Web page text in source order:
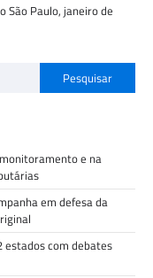
São Paulo, janeiro de
Pesquisar
e na
em defesa da
estados com debates